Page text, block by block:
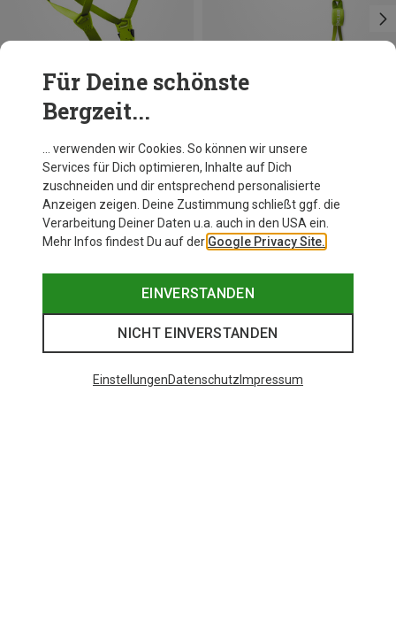
Zodiac II Kletterhelm
55-61CM
Edelrid
Cable Comfort 6.0 Klettersteigset
134,95 €
Für Deine schönste
Bergzeit...
… verwenden wir Cookies. So können wir unsere
Services für Dich optimieren, Inhalte auf Dich
zuschneiden und dir entsprechend personalisierte
Anzeigen zeigen. Deine Zustimmung schließt ggf. die
Verarbeitung Deiner Daten u.a. auch in den USA ein.
Mehr Infos findest Du auf der Google Privacy Site.
EINVERSTANDEN
NICHT EINVERSTANDEN
EinstellungenDatenschutz Impressum